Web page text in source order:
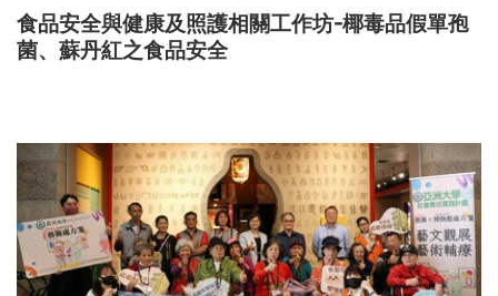
食品安全與健康及照護相關工作坊-椰毒品假單孢
菌、蘇丹紅之食品安全